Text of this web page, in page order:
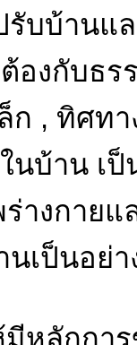
รับบ้านแ
องกับธร
ก , ทิศท
นบ้าน เ
างกายแ
เป็นอย่า
มีหลักกา